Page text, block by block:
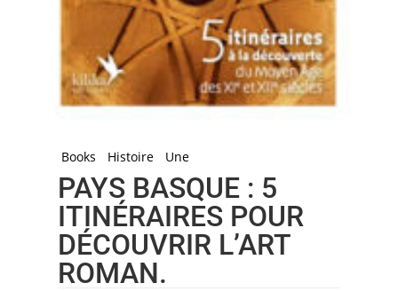
Books Histoire Une
PAYS BASQUE : 5
ITINÉRAIRES POUR
DÉCOUVRIR L’ART
ROMAN.